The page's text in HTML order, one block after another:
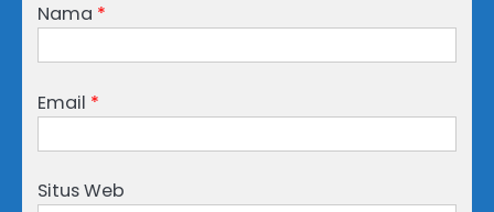
Nama *
Email *
Situs Web